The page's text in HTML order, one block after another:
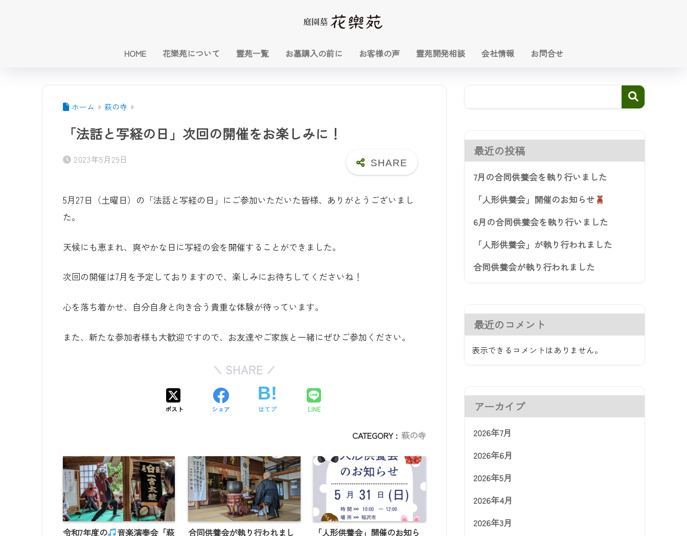
HOME 花樂苑について 霊苑一覧 お墓購入の前に お客様の声 霊苑開発相談 会社情報 お問合せ
ホーム 萩の寺
「法話と写経の日」次回の開催をお楽しみに！
2023年5月29日
5月27日（土曜日）の「法話と写経の日」にご参加いただいた皆様、ありがとうございまし
た。
天候にも恵まれ、爽やかな日に写経の会を開催することができました。
次回の開催は7月を予定しておりますので、楽しみにお待ちしてくださいね！
心を落ち着かせ、自分自身と向き合う貴重な体験が待っています。
また、新たな参加者様も大歓迎ですので、お友達やご家族と一緒にぜひご参加ください。
SHARE
ポスト シェア はてブ LINE
CATEGORY : 萩の寺
令和7年度の
音楽演奏会「萩
合同供養会が執り行われまし
「人形供養会」開催のお知ら
最近の投稿
7月の合同供養会を執り行いました
「人形供養会」開催のお知らせ
6月の合同供養会を執り行いました
「人形供養会」が執り行われました
合同供養会が執り行われました
最近のコメント
表示できるコメントはありません。
アーカイブ
2026年7月
2026年6月
2026年5月
2026年4月
2026年3月